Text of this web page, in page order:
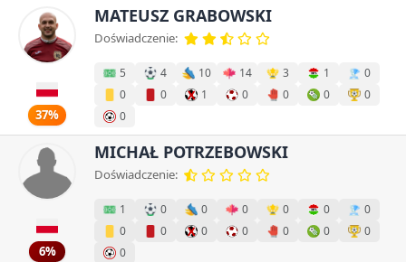
37%
MATEUSZ GRABOWSKI
Doświadczenie:
5 4 10 14 3 1
0
0
0 1 0 0 0
0
0
6%
MICHAŁ POTRZEBOWSKI
Doświadczenie:
1 0 0 0 0 0
0
0
0 0 0 0 0
0
0